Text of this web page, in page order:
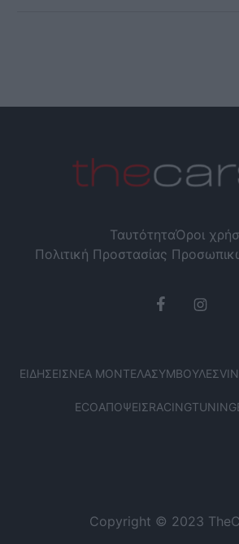
ΤαυτότηταΌροι
Πολιτική Προστασίας
ΕΙΔΉΣΕΙΣΝΈΑ ΜΟΝΤΈΛΑΣΥΜΒΟΥΛΈΣ
ECOΑΠΌΨΕΙΣRACINGTUNING
Copyright © 2023